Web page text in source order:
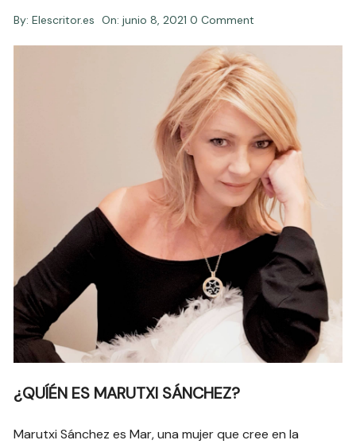
By: Elescritor.es On:junio 8, 2021 0 Comment
¿QUÍÉN ES MARUTXI SÁNCHEZ?
Marutxi Sánchez es Mar, una mujer que cree en la